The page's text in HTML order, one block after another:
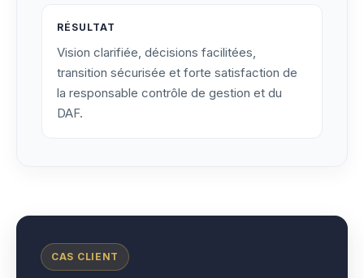
RÉSULTAT
Vision clarifiée, décisions facilitées,
transition sécurisée et forte satisfaction de
la responsable contrôle de gestion et du
DAF.
CAS CLIENT